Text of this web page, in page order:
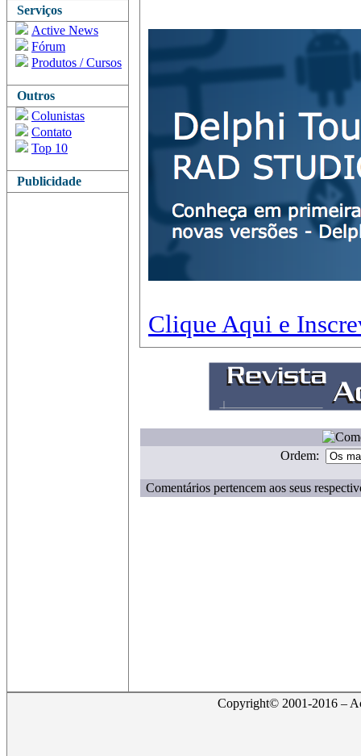
Serviços
Active News
Fórum
Produtos / Cursos
Outros
Colunistas
Contato
Top 10
Publicidade
Clique Aqui e
Ordem:
Comentários pertencem aos seus
Copyright© 2001-2016 –